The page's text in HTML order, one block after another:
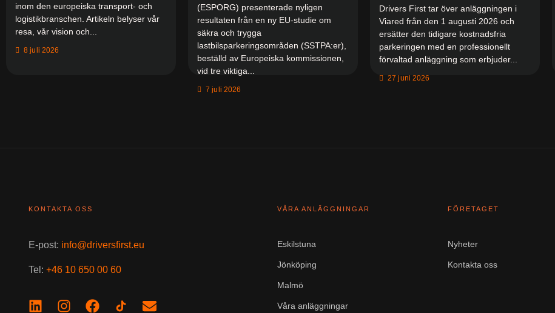
inom den europeiska transport- och
logistikbranschen. Artikeln belyser vår
resa, vår vision och...
8 juli 2026
(ESPORG) presenterade nyligen
resultaten från en ny EU-studie om
säkra och trygga
lastbilsparkeringsområden (SSTPA:er),
beställd av Europeiska kommissionen,
vid tre viktiga...
7 juli 2026
Drivers First tar över anläggningen i
Viared från den 1 augusti 2026 och
ersätter den tidigare kostnadsfria
parkeringen med en professionellt
förvaltad anläggning som erbjuder...
27 juni 2026
KONTAKTA OSS
E-post: info@driversfirst.eu
Tel: +46 10 650 00 60
VÅRA ANLÄGGNINGAR
Eskilstuna
Jönköping
Malmö
Våra anläggningar
FÖRETAGET
Nyheter
Kontakta oss